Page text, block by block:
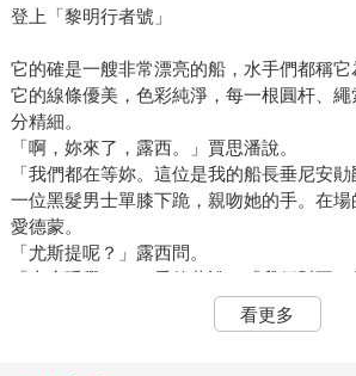
登上「黎明行者號」
它的確是一艘非常漂亮的船，水手們都稱它
它的線條優美，色彩純淨，每一根圓杆、
分精細。
「啊，妳來了，露西。」賈思潘說。
「我們都在等妳。這位是我的船長垂尼安勛
一位黑髮男士單膝下跪，親吻她的手。在
愛德蒙。
「尤斯提呢？」露西問。
「上床睡覺了，」愛德蒙說，「我們幫不了
「而且，」賈思潘說，「我們有話要說。」
看更多